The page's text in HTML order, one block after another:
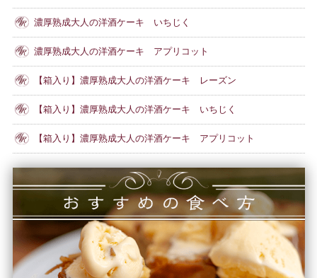
濃厚熟成大人の洋酒ケーキ いちじく
濃厚熟成大人の洋酒ケーキ アプリコット
【箱入り】濃厚熟成大人の洋酒ケーキ レーズン
【箱入り】濃厚熟成大人の洋酒ケーキ いちじく
【箱入り】濃厚熟成大人の洋酒ケーキ アプリコット